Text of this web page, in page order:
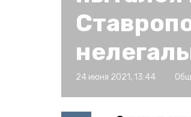
24 июня 2021, 13:44